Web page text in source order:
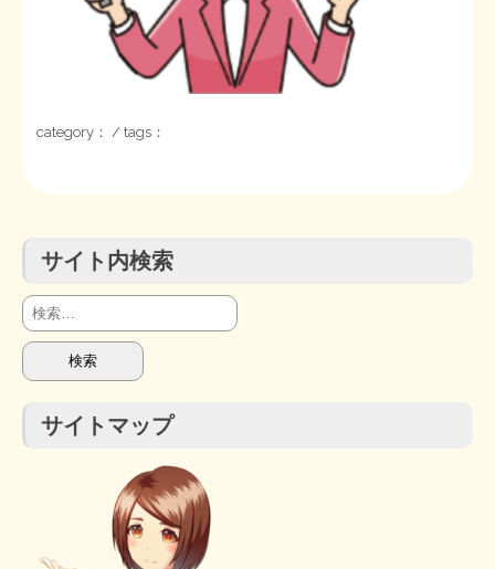
STOPインボイス作品集
たかの経世済民イラスト集
用語集
category： / tags：
サイト内検索
検
索:
サイトマップ